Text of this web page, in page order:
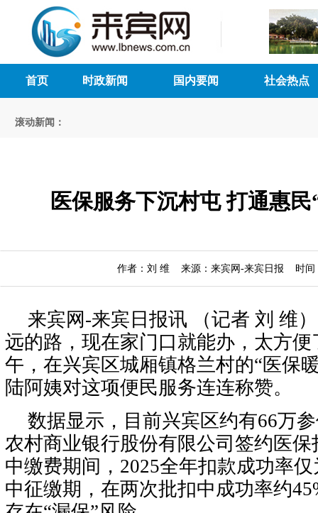
首页 时政新闻 国内要闻 社会热点
滚动新闻：
医保服务下沉村屯 打通惠
作者：刘 维 来源：来宾网-来宾日报 时间
来宾网-来宾日报讯 （记者 刘 维
远的路，现在家门口就能办，太方便
午，在兴宾区城厢镇格兰村的“医保
陆阿姨对这项便民服务连连称赞。
数据显示，目前兴宾区约有66万
农村商业银行股份有限公司签约医
中缴费期间，2025全年扣款成功率
中征缴期，在两次批扣中成功率约